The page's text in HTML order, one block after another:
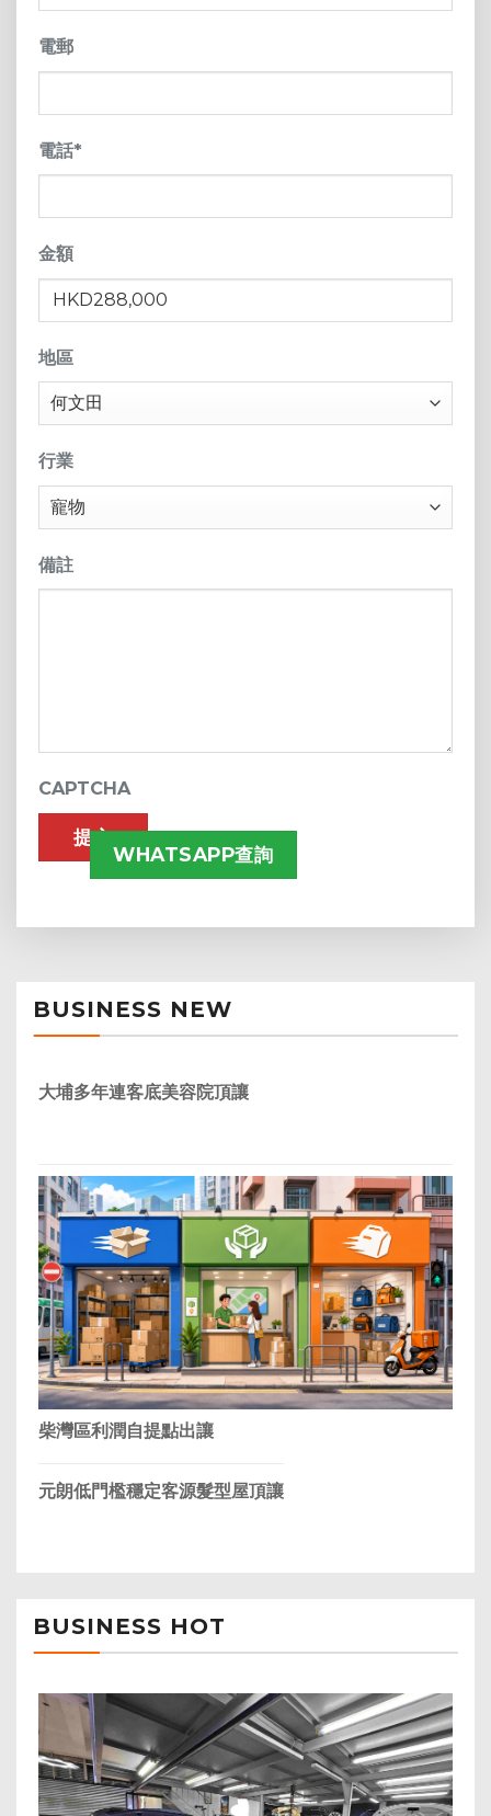
電郵
電話*
金額
地區
行業
備註
CAPTCHA
WHATSAPP查詢
BUSINESS NEW
大埔多年連客底美容院頂讓
柴灣區利潤自提點出讓
元朗低門檻穩定客源髮型屋頂讓
BUSINESS HOT